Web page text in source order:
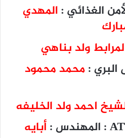
الغذائي : المهدي
لمرابط ولد بناهي
البري : محمد محمود
احمد ولد الخليفه
أبايه